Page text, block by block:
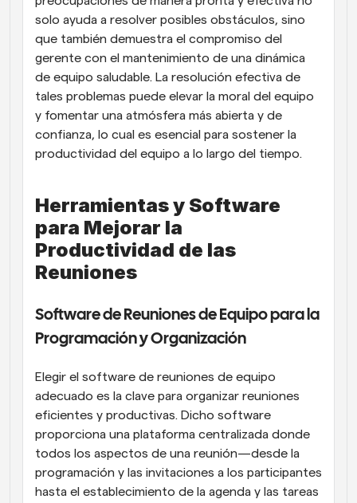
solo ayuda a resolver posibles obstáculos, sino
que también demuestra el compromiso del
gerente con el mantenimiento de una dinámica
de equipo saludable. La resolución efectiva de
tales problemas puede elevar la moral del equipo
y fomentar una atmósfera más abierta y de
confianza, lo cual es esencial para sostener la
productividad del equipo a lo largo del tiempo.
Herramientas y Software
para Mejorar la
Productividad de las
Reuniones
Software de Reuniones de Equipo para la
Programación y Organización
Elegir el software de reuniones de equipo
adecuado es la clave para organizar reuniones
eficientes y productivas. Dicho software
proporciona una plataforma centralizada donde
todos los aspectos de una reunión—desde la
programación y las invitaciones a los participantes
hasta el establecimiento de la agenda y las tareas